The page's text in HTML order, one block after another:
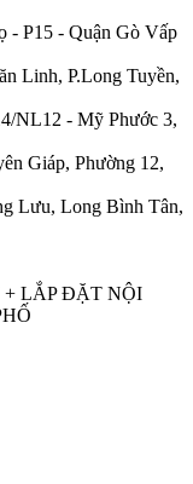
- P15 - Quận Gò Vấp
Linh, P.Long Tuyền,
NL12 - Mỹ Phước 3,
Giáp, Phường 12,
Lưu, Long Bình Tân,
+ LẮP ĐẶT NỘI